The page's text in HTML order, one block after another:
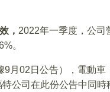
， 2022年一季度，公司
。
月02日公告），電動
公司在此份公告中同